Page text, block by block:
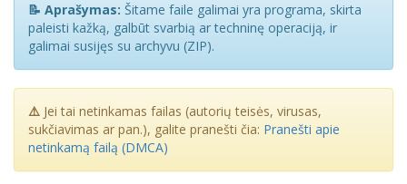
📝 Aprašymas: Šitame faile galimai yra programa, skirta
paleisti kažką, galbūt svarbią ar techninę operaciją, ir
galimai susijęs su archyvu (ZIP).
⚠️ Jei tai netinkamas failas (autorių teisės, virusas,
sukčiavimas ar pan.), galite pranešti čia: Pranešti apie
netinkamą failą (DMCA)